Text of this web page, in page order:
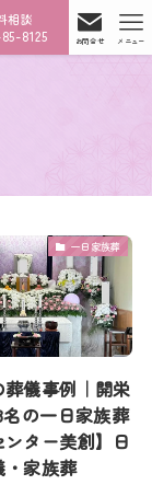
相談
8125 お問合せ メニュー
一日家族葬
葬儀事例｜開栄
名の一日家族葬
ンター美創】日
・家族葬